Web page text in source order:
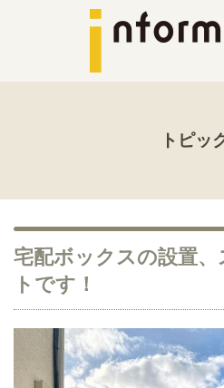
トピッ
宅配ボックスの設置
トです！